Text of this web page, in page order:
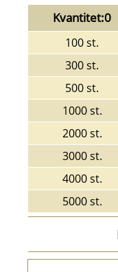
Kvantitet:0
100 st.
300 st.
500 st.
1000 st.
2000 st.
3000 st.
4000 st.
5000 st.